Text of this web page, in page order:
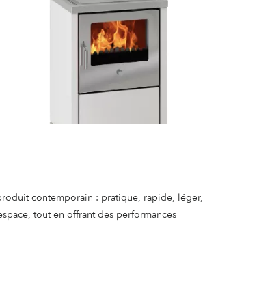
contemporain : pratique, rapide, léger,
tout en offrant des performances